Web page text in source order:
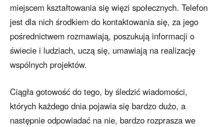
miejscem kształtowania się więzi społecznych. Telefon
jest dla nich środkiem do kontaktowania się, za jego
pośrednictwem rozmawiają, poszukują informacji o
świecie i ludziach, uczą się, umawiają na realizację
wspólnych projektów.
Ciągła gotowość do tego, by śledzić wiadomości,
których każdego dnia pojawia się bardzo dużo, a
następnie odpowiadać na nie, bardzo rozprasza we